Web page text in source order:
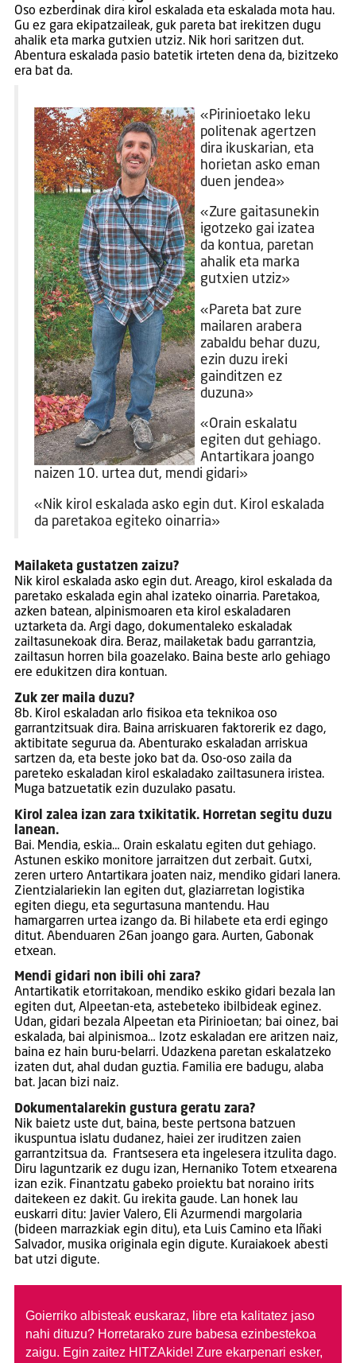
Oso ezberdinak dira kirol eskalada eta eskalada mota hau.
Gu ez gara ekipatzaileak, guk pareta bat irekitzen dugu
ahalik eta marka gutxien utziz. Nik hori saritzen dut.
Abentura eskalada pasio batetik irteten dena da, bizitzeko
era bat da.
«Pirinioetako leku
politenak agertzen
dira ikuskarian, eta
horietan asko eman
duen jendea»
«Zure gaitasunekin
igotzeko gai izatea
da kontua, paretan
ahalik eta marka
gutxien utziz»
«Pareta bat zure
mailaren arabera
zabaldu behar duzu,
ezin duzu ireki
gainditzen ez
duzuna»
«Orain eskalatu
egiten dut gehiago.
Antartikara joango
naizen 10. urtea dut, mendi gidari»
«Nik kirol eskalada asko egin dut. Kirol eskalada
da paretakoa egiteko oinarria»
Mailaketa gustatzen zaizu?
Nik kirol eskalada asko egin dut. Areago, kirol eskalada da
paretako eskalada egin ahal izateko oinarria. Paretakoa,
azken batean, alpinismoaren eta kirol eskaladaren
uztarketa da. Argi dago, dokumentaleko eskaladak
zailtasunekoak dira. Beraz, mailaketak badu garrantzia,
zailtasun horren bila goazelako. Baina beste arlo gehiago
ere edukitzen dira kontuan.
Zuk zer maila duzu?
8b. Kirol eskaladan arlo fisikoa eta teknikoa oso
garrantzitsuak dira. Baina arriskuaren faktorerik ez dago,
aktibitate segurua da. Abenturako eskaladan arriskua
sartzen da, eta beste joko bat da. Oso-oso zaila da
pareteko eskaladan kirol eskaladako zailtasunera iristea.
Muga batzuetatik ezin duzulako pasatu.
Kirol zalea izan zara txikitatik. Horretan segitu duzu
lanean.
Bai. Mendia, eskia… Orain eskalatu egiten dut gehiago.
Astunen eskiko monitore jarraitzen dut zerbait. Gutxi,
zeren urtero Antartikara joaten naiz, mendiko gidari lanera.
Zientzialariekin lan egiten dut, glaziarretan logistika
egiten diegu, eta segurtasuna mantendu. Hau
hamargarren urtea izango da. Bi hilabete eta erdi egingo
ditut. Abenduaren 26an joango gara. Aurten, Gabonak
etxean.
Mendi gidari non ibili ohi zara?
Antartikatik etorritakoan, mendiko eskiko gidari bezala lan
egiten dut, Alpeetan-eta, astebeteko ibilbideak eginez.
Udan, gidari bezala Alpeetan eta Pirinioetan; bai oinez, bai
eskalada, bai alpinismoa… Izotz eskaladan ere aritzen naiz,
baina ez hain buru-belarri. Udazkena paretan eskalatzeko
izaten dut, ahal dudan guztia. Familia ere badugu, alaba
bat. Jacan bizi naiz.
Dokumentalarekin gustura geratu zara?
Nik baietz uste dut, baina, beste pertsona batzuen
ikuspuntua islatu dudanez, haiei zer iruditzen zaien
garrantzitsua da. Frantsesera eta ingelesera itzulita dago.
Diru laguntzarik ez dugu izan, Hernaniko Totem etxearena
izan ezik. Finantzatu gabeko proiektu bat noraino irits
daitekeen ez dakit. Gu irekita gaude. Lan honek lau
euskarri ditu: Javier Valero, Eli Azurmendi margolaria
(bideen marrazkiak egin ditu), eta Luis Camino eta Iñaki
Salvador, musika originala egin digute. Kuraiakoek abesti
bat utzi digute.
Goierriko albisteak euskaraz, libre eta kalitatez jaso
nahi dituzu? Horretarako zure babesa ezinbestekoa
zaigu. Egin zaitez HITZAkide! Zure ekarpenari esker,